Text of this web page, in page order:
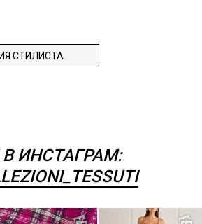
СТИЛИСТА
ИНСТАГРАМ: